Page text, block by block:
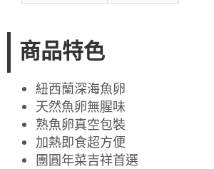
商品特色
紐西蘭深海魚卵
天然魚卵無腥味
熟魚卵真空包裝
加熱即食超方便
團圓年菜吉祥首選